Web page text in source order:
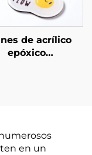
de acrílico
epóxico
en un